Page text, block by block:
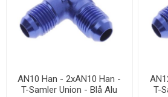
AN10 Han - 2xAN10 Han -
T-Samler Union - Blå Alu
T-